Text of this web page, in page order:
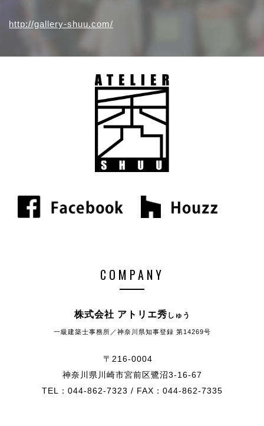
http://gallery-shuu.com/
COMPANY
株式会社 アトリエ秀 しゅう
一級建築士事務所／神奈川県知事登録 第14269号
〒216-0004
神奈川県川崎市宮前区鷺沼3-16-67
TEL：044-862-7323 / FAX：044-862-7335